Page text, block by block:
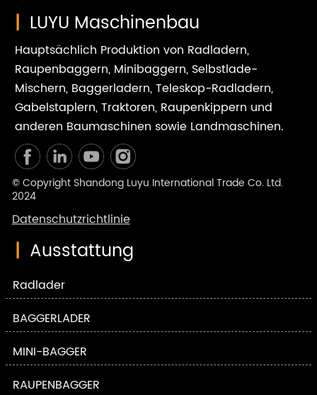
| LUYU Maschinenbau
Hauptsächlich Produktion von Radladern,
Raupenbaggern, Minibaggern, Selbstlade-
Mischern, Baggerladern, Teleskop-Radladern,
Gabelstaplern, Traktoren, Raupenkippern und
anderen Baumaschinen sowie Landmaschinen.
© Copyright Shandong Luyu International Trade Co. Ltd.
2024
Datenschutzrichtlinie
| Ausstattung
Radlader
BAGGERLADER
MINI-BAGGER
RAUPENBAGGER